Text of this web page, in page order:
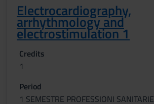
Electrocardiography,
arrhythmology and
electrostimulation 1
Credits
1
Period
1 SEMESTRE PROFESSIONI SANITARIE